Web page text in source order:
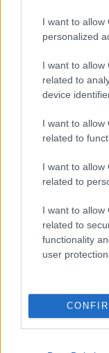
I want to allow
personalized
I want to allow
related to
device
I want to allow
related to
I want to allow
related to
I want to allow
related to
functionality
user protection.
ονοματεπώνυμό
Οι ξεναγήσεις
της οδού